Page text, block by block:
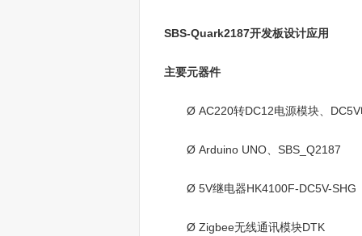
SBS-Quark2187开发板设计应用
主要元器件
Ø AC220转DC12电源模块、DC5V
Ø Arduino UNO、SBS_Q2187
Ø 5V继电器HK4100F-DC5V-SHG
Ø Zigbee无线通讯模块DTK